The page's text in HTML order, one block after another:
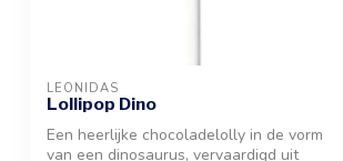
LEONIDAS
Lollipop Dino
Een heerlijke chocoladelolly in de vorm
van een dinosaurus, vervaardigd uit